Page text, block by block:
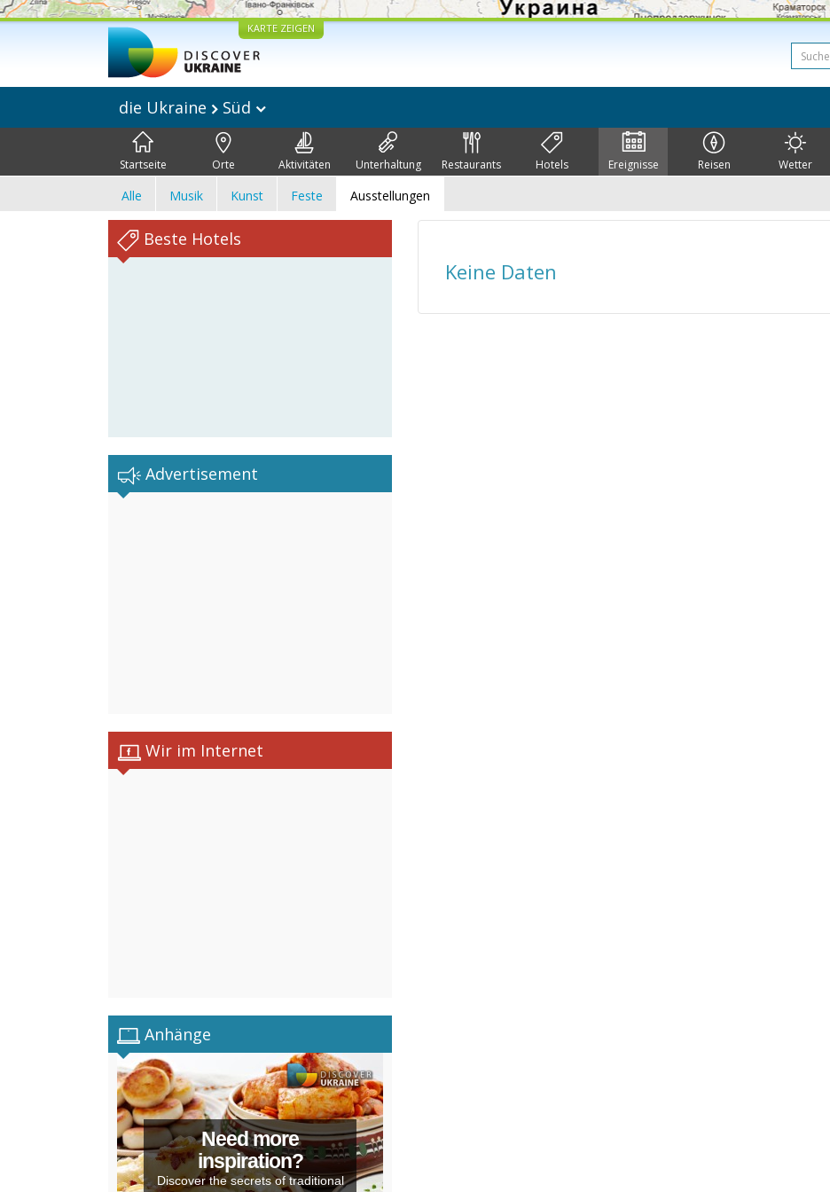
KARTE ZEIGEN
die Ukraine Süd
Startseite Orte Aktivitäten Unterhaltung Restaurants Hotels Ereignisse Reisen Wetter
Alle Musik Kunst Feste Ausstellungen
Beste Hotels
Advertisement
Wir im Internet
Anhänge
Need more
inspiration?
Discover the secrets of traditional
Keine Daten